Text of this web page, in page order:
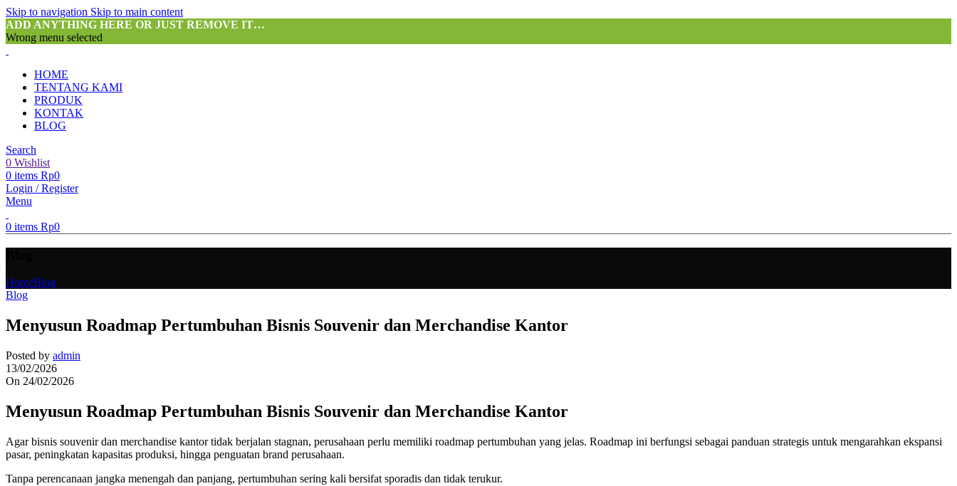
Skip to navigation Skip to main content
ADD ANYTHING HERE OR JUST REMOVE IT…
Wrong menu selected
HOME
TENTANG KAMI
PRODUK
KONTAK
BLOG
Search
0 Wishlist
0 items Rp0
Login / Register
Menu
0 items Rp0
HomeBlog
Blog
Menyusun Roadmap Pertumbuhan Bisnis Souvenir dan Merchandise Kantor
Posted by admin
13/02/2026
On 24/02/2026
Menyusun Roadmap Pertumbuhan Bisnis Souvenir dan Merchandise Kantor
Agar bisnis souvenir dan merchandise kantor tidak berjalan stagnan, perusahaan perlu memiliki roadmap pertumbuhan yang jelas. Roadmap ini berfungsi sebagai panduan strategis untuk mengarahkan ekspansi
pasar, peningkatan kapasitas produksi, hingga penguatan brand perusahaan.
Tanpa perencanaan jangka menengah dan panjang, pertumbuhan sering kali bersifat sporadis dan tidak terukur.